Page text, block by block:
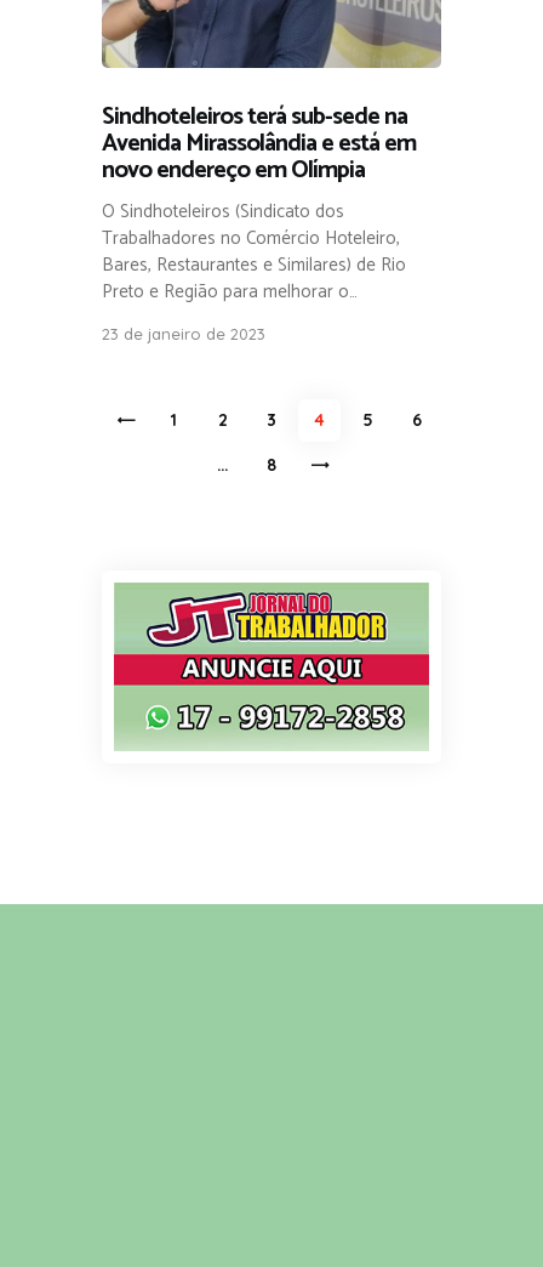
Sindhoteleiros terá sub-sede na
Avenida Mirassolândia e está em
novo endereço em Olímpia
O Sindhoteleiros (Sindicato dos
Trabalhadores no Comércio Hoteleiro,
Bares, Restaurantes e Similares) de Rio
Preto e Região para melhorar o…
23 de janeiro de 2023
Navegação por posts
<
PAGE
1 PAGE
2 PAGE
3 PAGE
4 PAGE
5 PAGE
6
… PAGE
8